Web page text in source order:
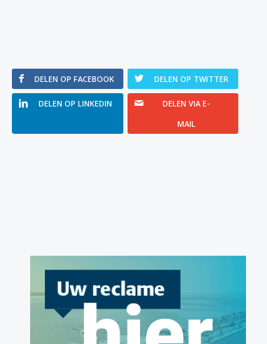
DELEN OP FACEBOOK DELEN OP TWITTER
DELEN OP LINKEDIN
DELEN VIA E-
MAIL